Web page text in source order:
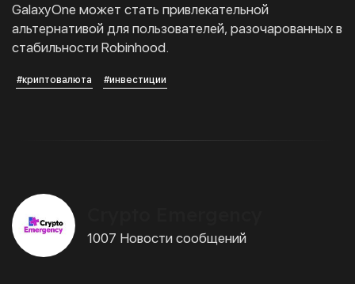
GalaxyOne может стать привлекательной
альтернативой для пользователей, разочарованных в
стабильности Robinhood.
#криптовалюта #инвестиции
1007 Новости сообщений